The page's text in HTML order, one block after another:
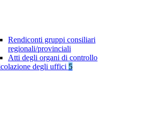
Rendiconti gruppi consiliari
regionali/provinciali
Atti degli organi di controllo
degli uffici 5